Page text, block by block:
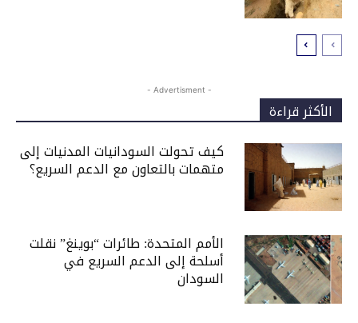
- Advertisment -
الأكثر قراءة
كيف تحولت السودانيات المدنيات إلى
متهمات بالتعاون مع الدعم السريع؟
الأمم المتحدة: طائرات “بوينغ” نقلت
أسلحة إلى الدعم السريع في
السودان